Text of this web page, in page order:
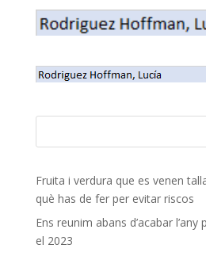
Fruita i verdura que es venen
què has de fer per evitar riscos
Ens reunim abans d’acabar
el 2023